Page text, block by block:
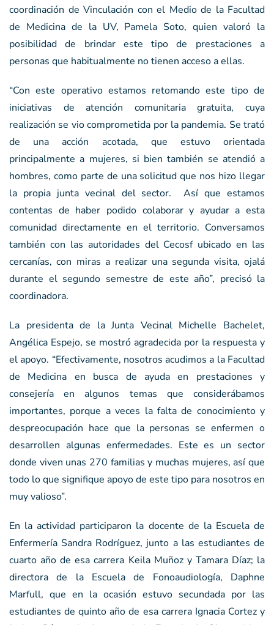
coordinación de Vinculación con el Medio de la Facultad
de Medicina de la UV, Pamela Soto, quien valoró la
posibilidad de brindar este tipo de prestaciones a
personas que habitualmente no tienen acceso a ellas.
“Con este operativo estamos retomando este tipo de
iniciativas de atención comunitaria gratuita, cuya
realización se vio comprometida por la pandemia. Se trató
de una acción acotada, que estuvo orientada
principalmente a mujeres, si bien también se atendió a
hombres, como parte de una solicitud que nos hizo llegar
la propia junta vecinal del sector. Así que estamos
contentas de haber podido colaborar y ayudar a esta
comunidad directamente en el territorio. Conversamos
también con las autoridades del Cecosf ubicado en las
cercanías, con miras a realizar una segunda visita, ojalá
durante el segundo semestre de este año”, precisó la
coordinadora.
La presidenta de la Junta Vecinal Michelle Bachelet,
Angélica Espejo, se mostró agradecida por la respuesta y
el apoyo. “Efectivamente, nosotros acudimos a la Facultad
de Medicina en busca de ayuda en prestaciones y
consejería en algunos temas que considerábamos
importantes, porque a veces la falta de conocimiento y
despreocupación hace que la personas se enfermen o
desarrollen algunas enfermedades. Este es un sector
donde viven unas 270 familias y muchas mujeres, así que
todo lo que signifique apoyo de este tipo para nosotros en
muy valioso”.
En la actividad participaron la docente de la Escuela de
Enfermería Sandra Rodríguez, junto a las estudiantes de
cuarto año de esa carrera Keila Muñoz y Tamara Díaz; la
directora de la Escuela de Fonoaudiología, Daphne
Marfull, que en la ocasión estuvo secundada por las
estudiantes de quinto año de esa carrera Ignacia Cortez y